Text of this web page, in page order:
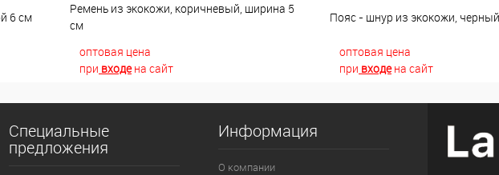
6 см
Ремень из экокожи, коричневый, ширина 5
см
оптовая цена
при входена сайт
Пояс - шнур из экокожи, черный
оптовая цена
при входена сайт
Специальные
предложения
Информация
О компании